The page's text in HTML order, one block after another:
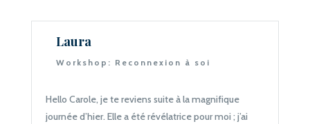
Laura
Workshop: Reconnexion à soi
Hello Carole, je te reviens suite à la magnifique
journée d’hier. Elle a été révélatrice pour moi ; j’ai